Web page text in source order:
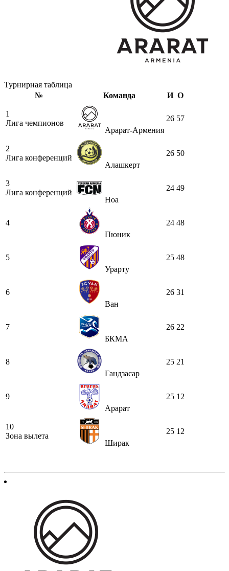
Турнирная таблица
№
Команда И О
1
Лига чемпионов
Арарат-Армения
26 57
2
Лига конференций
Алашкерт
26 50
3
Лига конференций
Ноа
24 49
4
Пюник
24 48
5
Урарту
25 48
6
Ван
26 31
7
БКМА
26 22
8
Гандзасар
25 21
9
Арарат
25 12
10
Зона вылета
Ширак
25 12